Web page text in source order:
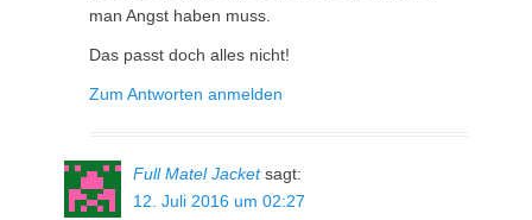
man Angst haben muss.
Das passt doch alles nicht!
Zum Antworten anmelden
Full Matel Jacket sagt:
12. Juli 2016 um 02:27